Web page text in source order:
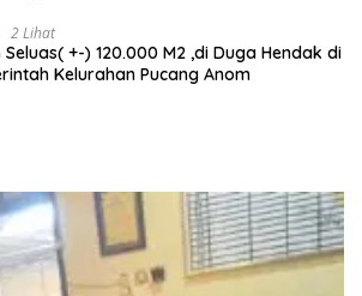
2 Lihat
+-) 120.000 M2 ,di Duga Hendak di
Kelurahan Pucang Anom